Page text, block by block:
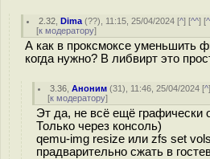
2.32 ,Dima (??), 11:15, 25/04/2024 [^] [^^] [
[к модератору]
А как в проксмоксе уменьшить
когда нужно? В либвирт это
3.36 ,Аноним (31), 11:46, 25/04/2024 [^
[к модератору]
Эт да, не всё ещё графически
Только через консоль)
qemu-img resize или zfs set
прадварительно сжать в